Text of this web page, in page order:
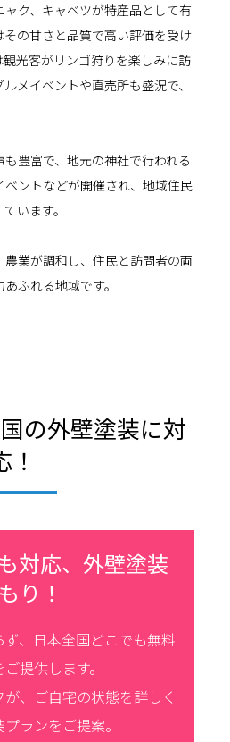
ク、キャベツが特産品として有
の甘さと品質で高い評価を受け
光客がリンゴ狩りを楽しみに訪
メイベントや直売所も盛況で、
豊富で、地元の神社で行われる
ントなどが開催され、地域住民
います。
業が調和し、住民と訪問者の両
ふれる地域です。
の外壁塗装に対
！
対応、外壁塗装
り！
、日本全国どこでも無料
提供します。
、ご自宅の状態を詳しく
ランをご提案。